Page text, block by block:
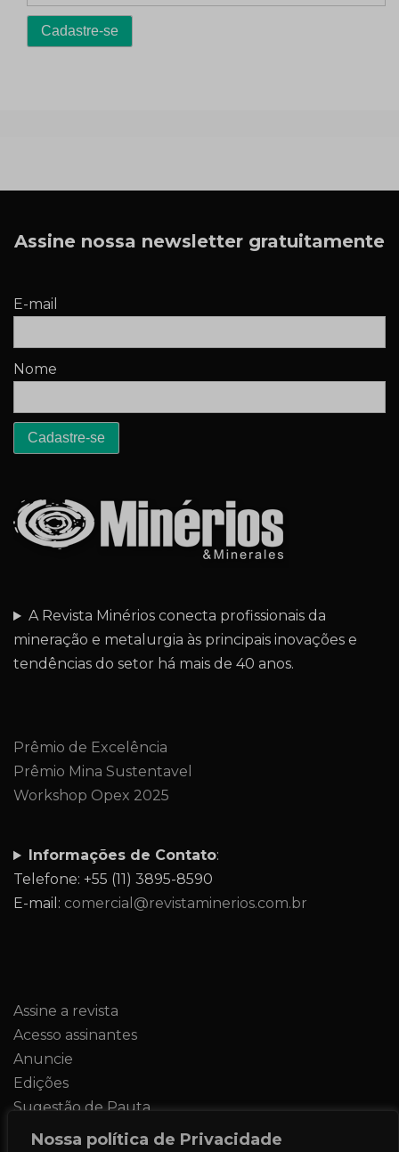
Nossa política de Privacidade
Assine nossa newsletter gratuitamente
E-mail
Nome
A Revista Minérios conecta profissionais da
mineração e metalurgia às principais inovações e
tendências do setor há mais de 40 anos.
Prêmio de Excelência
Prêmio Mina Sustentavel
Workshop Opex 2025
Informações de Contato:
Telefone: +55 (11) 3895-8590
E-mail: comercial@revistaminerios.com.br
Assine a revista
Acesso assinantes
Anuncie
Edições
Sugestão de Pauta
Contato